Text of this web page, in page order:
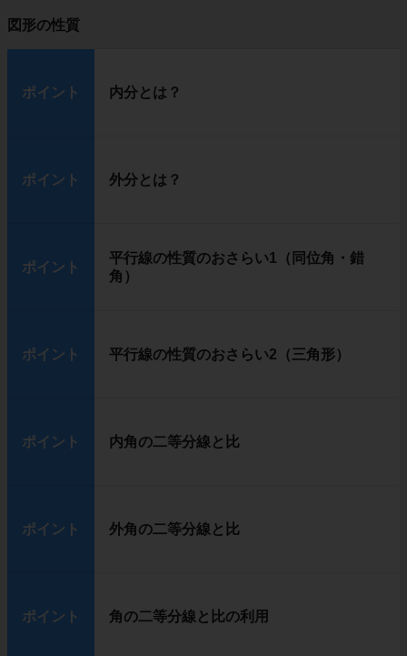
図形の性質
ポイント 内分とは？
ポイント 外分とは？
ポイント
平行線の性質のおさらい1（同位角・錯
角）
ポイント 平行線の性質のおさらい2（三角形）
ポイント 内角の二等分線と比
ポイント 外角の二等分線と比
ポイント 角の二等分線と比の利用